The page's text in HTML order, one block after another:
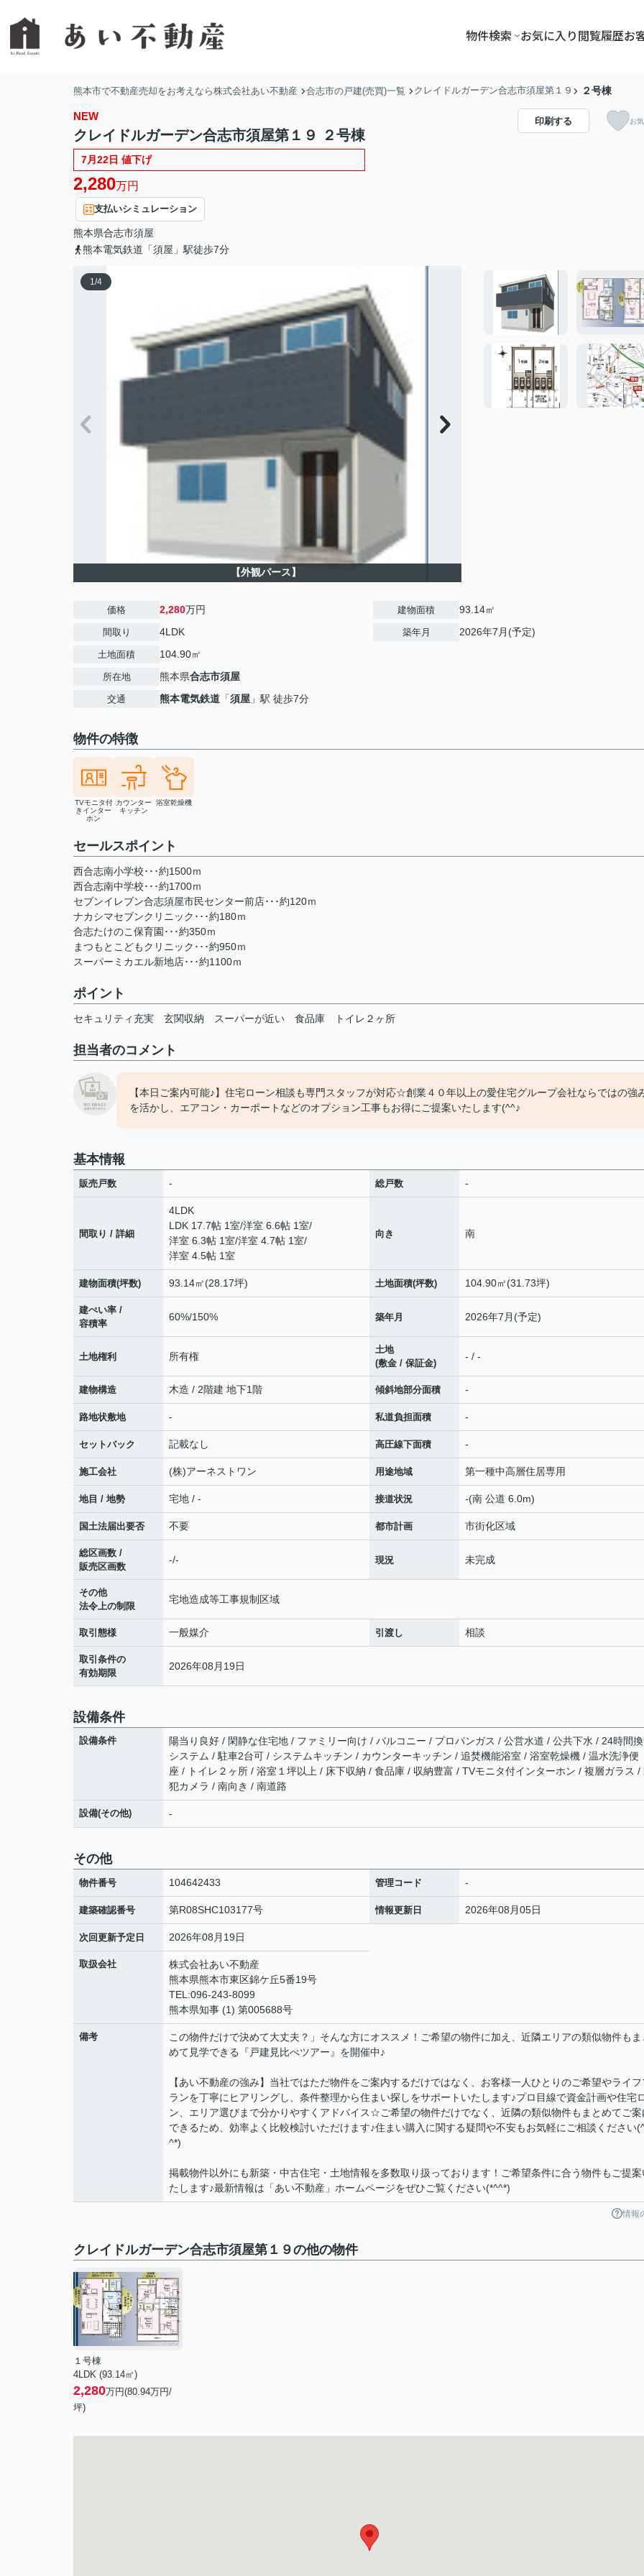
物件検索 お気に入り閲覧履歴お
熊本市で不動産売却をお考えなら株式会社あい不動産 合志市の戸建(売買)一覧 クレイドルガーデン合志市須屋第１９ ２号棟
NEW
クレイドルガーデン合志市須屋第１９ ２号棟
7月22日 値下げ
2,280万円
支払いシミュレーション
熊本県合志市須屋
熊本電気鉄道「須屋」駅徒歩7分
印刷する お
1/4
【外観パース】
価格 2,280万円
間取り 4LDK
土地面積 104.90㎡
所在地 熊本県合志市須屋
交通 熊本電気鉄道 「須屋 」駅 徒歩7分
建物面積 93.14㎡
築年月 2026年7月(予定)
物件の特徴
TVモニタ付
きインター
ホン
カウンター
キッチン
浴室乾燥機
セールスポイント
西合志南小学校･･･約1500ｍ
西合志南中学校･･･約1700ｍ
セブンイレブン合志須屋市民センター前店･･･約120ｍ
ナカシマセブンクリニック･･･約180ｍ
合志たけのこ保育園･･･約350ｍ
まつもとこどもクリニック･･･約950ｍ
スーパーミカエル新地店･･･約1100ｍ
ポイント
セキュリティ充実 玄関収納 スーパーが近い 食品庫 トイレ２ヶ所
担当者のコメント
【本日ご案内可能♪】住宅ローン相談も専門スタッフが対応☆創業４０年以上の愛住宅グループ会社ならではの強
を活かし、エアコン・カーポートなどのオプション工事もお得にご提案いたします(^^♪
基本情報
販売戸数 - 総戸数 -
間取り / 詳細
4LDK
LDK 17.7帖 1室/洋室 6.6帖 1室/
洋室 6.3帖 1室/洋室 4.7帖 1室/
洋室 4.5帖 1室
向き 南
建物面積(坪数) 93.14㎡(28.17坪) 土地面積(坪数) 104.90㎡(31.73坪)
建ぺい率 /
容積率
60%/150% 築年月 2026年7月(予定)
土地権利 所有権
土地
(敷金 / 保証金)
- / -
建物構造 木造 / 2階建 地下1階 傾斜地部分面積 -
路地状敷地 - 私道負担面積 -
セットバック 記載なし 高圧線下面積 -
施工会社 (株)アーネストワン 用途地域 第一種中高層住居専用
地目 / 地勢 宅地 / - 接道状況 -(南 公道 6.0m)
国土法届出要否 不要 都市計画 市街化区域
総区画数 /
販売区画数
-/- 現況 未完成
その他
法令上の制限
宅地造成等工事規制区域
取引態様 一般媒介 引渡し 相談
取引条件の
有効期限
2026年08月19日
設備条件
設備条件
陽当り良好 / 閑静な住宅地 / ファミリー向け / バルコニー / プロパンガス / 公営水道 / 公共下水 / 24時間
システム / 駐車2台可 / システムキッチン / カウンターキッチン / 追焚機能浴室 / 浴室乾燥機 / 温水洗浄便
座 / トイレ２ヶ所 / 浴室１坪以上 / 床下収納 / 食品庫 / 収納豊富 / TVモニタ付インターホン / 複層ガラス /
犯カメラ / 南向き / 南道路
設備(その他) -
その他
物件番号 104642433 管理コード -
建築確認番号 第R08SHC103177号 情報更新日 2026年08月05日
次回更新予定日 2026年08月19日
取扱会社
株式会社あい不動産
熊本県熊本市東区錦ケ丘5番19号
TEL:096-243-8099
熊本県知事 (1) 第005688号
備考
この物件だけで決めて大丈夫？」そんな方にオススメ！ご希望の物件に加え、近隣エリアの類似物件もま
めて見学できる『戸建見比べツアー』を開催中♪
【あい不動産の強み】当社ではただ物件をご案内するだけではなく、お客様一人ひとりのご希望やライフ
ランを丁寧にヒアリングし、条件整理から住まい探しをサポートいたします♪プロ目線で資金計画や住宅
ン、エリア選びまで分かりやすくアドバイス☆ご希望の物件だけでなく、近隣の類似物件もまとめてご案
できるため、効率よく比較検討いただけます♪住まい購入に関する疑問や不安もお気軽にご相談ください
^*)
掲載物件以外にも新築・中古住宅・土地情報を多数取り扱っております！ご希望条件に合う物件もご提案
たします♪最新情報は「あい不動産」ホームページをぜひご覧ください(*^^*)
情報
クレイドルガーデン合志市須屋第１９の他の物件
１号棟
4LDK (93.14㎡)
2,280万円(80.94万円/
坪)